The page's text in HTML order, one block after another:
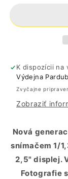
K dispozícii na
Výdejna
Zvyčajne
Zobraziť
Nová
snímačem 1/
2,5" displej.
Fotografie